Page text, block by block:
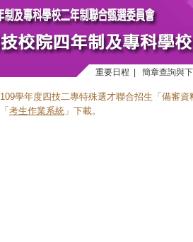
重要日程 簡章查詢與
109學年度四技二專特殊選才聯合招生「備審
「 考生作業系統 」下載。